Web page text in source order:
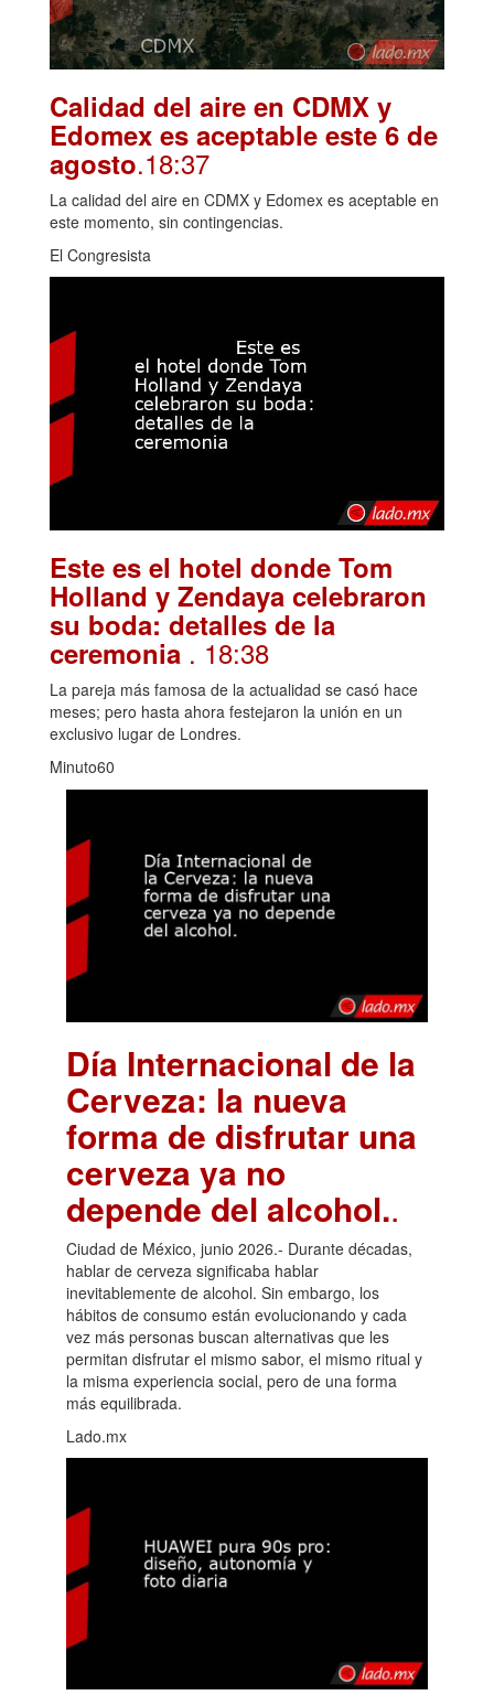
Calidad del aire en CDMX y
Edomex es aceptable este 6 de
agosto.18:37
La calidad del aire en CDMX y Edomex es aceptable en
este momento, sin contingencias.
El Congresista
Este es el hotel donde Tom
Holland y Zendaya celebraron
su boda: detalles de la
ceremonia . 18:38
La pareja más famosa de la actualidad se casó hace
meses; pero hasta ahora festejaron la unión en un
exclusivo lugar de Londres.
Minuto60
Día Internacional de la
Cerveza: la nueva
forma de disfrutar una
cerveza ya no
depende del alcohol..
Ciudad de México, junio 2026.- Durante décadas,
hablar de cerveza significaba hablar
inevitablemente de alcohol. Sin embargo, los
hábitos de consumo están evolucionando y cada
vez más personas buscan alternativas que les
permitan disfrutar el mismo sabor, el mismo ritual y
la misma experiencia social, pero de una forma
más equilibrada.
Lado.mx